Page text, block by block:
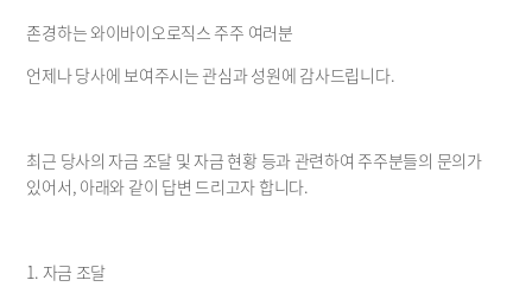
INVESTORS
Disclosures
Announcements
존경하는 와이바이오로직스 주주 여러분
언제나 당사에 보여주시는 관심과 성원에 감사드립니다.
최근 당사의 자금 조달 및 자금 현황 등과 관련하여 주주분들의 문의가
있어서, 아래와 같이 답변 드리고자 합니다.
1. 자금 조달